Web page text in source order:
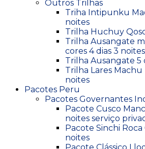
Outros Trilhas
Triha Intipunku
noites
Trilha Huchuy
Trilha Ausangate
cores 4 dias 3 noites
Trilha Ausangate 5
Trilha Lares Machu
noites
Pacotes Peru
Pacotes Governantes
Pacote Cusco
noites serviço
Pacote Sinchi Roca
noites